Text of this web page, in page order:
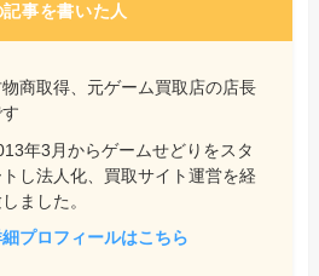
記事を書いた人
商取得、元ゲーム買取店の店長
年3月からゲームせどりをスタ
トし法人化、買取サイト運営を経
ました。
プロフィールはこちら